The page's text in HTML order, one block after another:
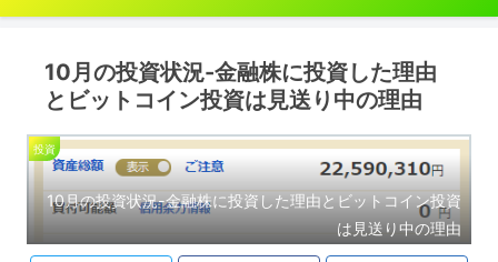
10月の投資状況-金融株に投資した理由
とビットコイン投資は見送り中の理由
投資
10月の投資状況-金融株に投資した理由とビットコイン投資
は見送り中の理由